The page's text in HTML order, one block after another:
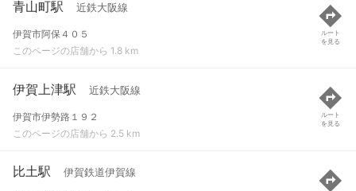
青山町駅 近鉄大阪線
伊賀市阿保４０５
このページの店舗から 1.8 km
ルート
を見る
伊賀上津駅 近鉄大阪線
伊賀市伊勢路１９２
このページの店舗から 2.5 km
ルート
を見る
比土駅 伊賀鉄道伊賀線